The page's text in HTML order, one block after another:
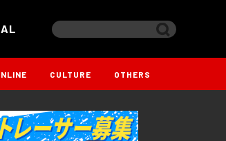
CULTURE OTHERS